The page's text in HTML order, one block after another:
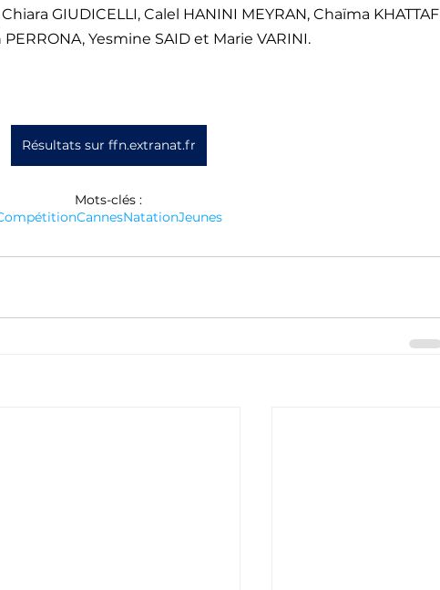
GIUDICELLI, Calel HANINI MEYRAN, Chaïma KHATTAF
Yesmine SAID et Marie VARINI.
Résultats sur ffn.extranat.fr
Mots-clés :
CannesNatationJeunes